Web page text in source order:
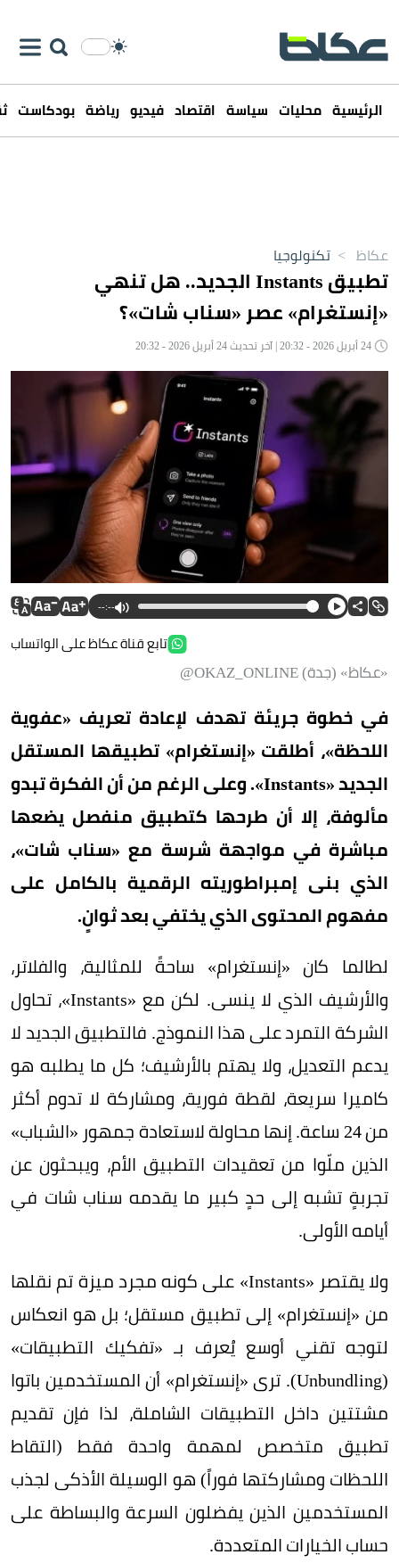
الرئيسية محليات سياسة اقتصاد فيديو رياضة بودكاست
عكاظ > تكنولوجيا
تطبيق Instants الجديد.. هل تنهي
«إنستغرام» عصر «سناب شات»؟
--:--
تابع قناة عكاظ على الواتساب
«عكاظ» (جدة) OKAZ_ONLINE@
في خطوة جريئة تهدف لإعادة تعريف «عفوية
اللحظة»، أطلقت «إنستغرام» تطبيقها المستقل
الجديد «Instants». وعلى الرغم من أن الفكرة تبدو
مألوفة، إلا أن طرحها كتطبيق منفصل يضعها
مباشرة في مواجهة شرسة مع «سناب شات»،
الذي بنى إمبراطوريته الرقمية بالكامل على
مفهوم المحتوى الذي يختفي بعد ثوانٍ.
لطالما كان «إنستغرام» ساحةً للمثالية، والفلاتر،
والأرشيف الذي لا ينسى. لكن مع «Instants»، تحاول
الشركة التمرد على هذا النموذج. فالتطبيق الجديد لا
يدعم التعديل، ولا يهتم بالأرشيف؛ كل ما يطلبه هو
كاميرا سريعة، لقطة فورية، ومشاركة لا تدوم أكثر
من 24 ساعة. إنها محاولة لاستعادة جمهور «الشباب»
الذين ملّوا من تعقيدات التطبيق الأم، ويبحثون عن
تجربةٍ تشبه إلى حدٍ كبير ما يقدمه سناب شات في
أيامه الأولى.
ولا يقتصر «Instants» على كونه مجرد ميزة تم نقلها
من «إنستغرام» إلى تطبيق مستقل؛ بل هو انعكاس
لتوجه تقني أوسع يُعرف بـ «تفكيك التطبيقات»
(Unbundling). ترى «إنستغرام» أن المستخدمين باتوا
مشتتين داخل التطبيقات الشاملة، لذا فإن تقديم
تطبيق متخصص لمهمة واحدة فقط (التقاط
اللحظات ومشاركتها فوراً) هو الوسيلة الأذكى لجذب
المستخدمين الذين يفضلون السرعة والبساطة على
حساب الخيارات المتعددة.